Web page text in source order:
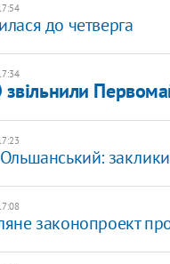
до четверга
Ольшанський:
законопроект